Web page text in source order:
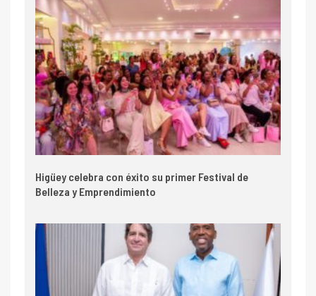
Higüey celebra con éxito su primer Festival de
Belleza y Emprendimiento